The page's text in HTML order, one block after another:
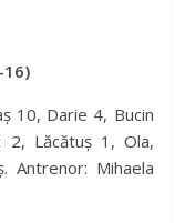
16)
10, Darie 4, Bucin
2, Lăcătuș 1, Ola,
Antrenor: Mihaela